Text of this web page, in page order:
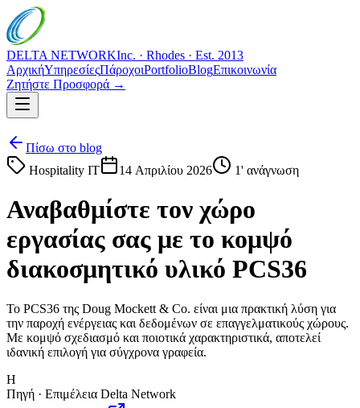
DELTA NETWORKInc. · Rhodes · Est. 2013
ΑρχικήΥπηρεσίεςΠάροχοιPortfolioBlogΕπικοινωνία
Ζητήστε Προσφορά →
Πίσω στο blog
Hospitality IT
14 Απριλίου 2026 1' ανάγνωση
Αναβαθμίστε τον χώρο
εργασίας σας με το κομψό
διακοσμητικό υλικό PCS36
Το PCS36 της Doug Mockett & Co. είναι μια πρακτική λύση για
την παροχή ενέργειας και δεδομένων σε επαγγελματικούς χώρους.
Με κομψό σχεδιασμό και ποιοτικά χαρακτηριστικά, αποτελεί
ιδανική επιλογή για σύγχρονα γραφεία.
H
Πηγή · Επιμέλεια Delta Network